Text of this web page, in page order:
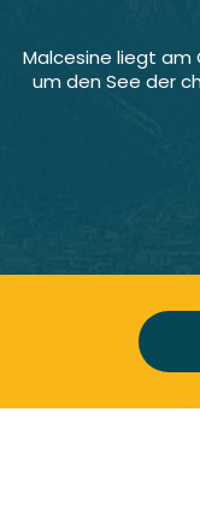
Malcesine liegt am
um den See der